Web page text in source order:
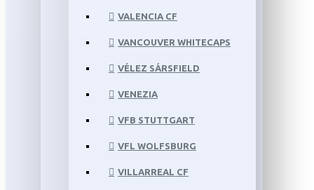
VALENCIA CF
VANCOUVER WHITECAPS
VÉLEZ SÁRSFIELD
VENEZIA
VFB STUTTGART
VFL WOLFSBURG
VILLARREAL CF